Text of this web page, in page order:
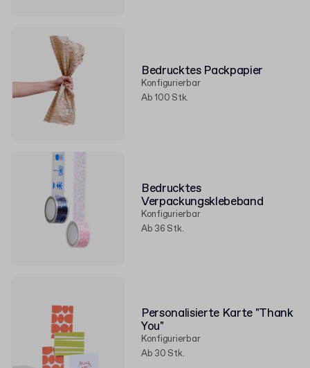
Bedrucktes Packpapier
Konfigurierbar
Ab 100 Stk.
Bedrucktes
Verpackungsklebeband
Konfigurierbar
Ab 36 Stk.
Personalisierte Karte "Thank
You"
Konfigurierbar
Ab 30 Stk.